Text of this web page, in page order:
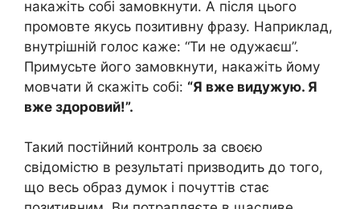
накажіть собі замовкнути. А після цього
промовте якусь позитивну фразу. Наприклад,
внутрішній голос каже: “Ти не одужаєш”.
Примусьте його замовкнути, накажіть йому
мовчати й скажіть собі: “Я вже видужую. Я
вже здоровий!”.
Такий постійний контроль за своєю
свідомістю в результаті призводить до того,
що весь образ думок і почуттів стає